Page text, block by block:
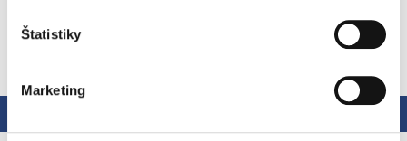
Štatistiky
Marketing
hodnoty príjmu